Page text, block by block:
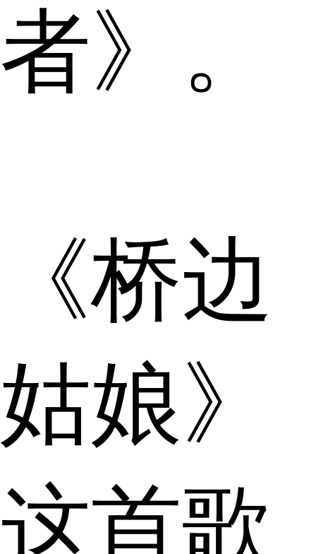
者》。
《桥边
姑娘》
这首歌